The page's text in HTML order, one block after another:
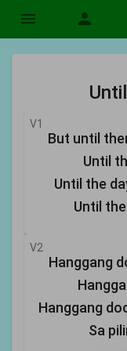
menu person
V1
But until
Until
Until the
Until
V2
Hanggang
Hanggang
Sa